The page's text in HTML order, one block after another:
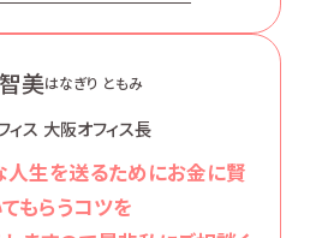
美はなぎり ともみ
ィス 大阪オフィス長
人生を送るためにお金に賢
もらうコツを